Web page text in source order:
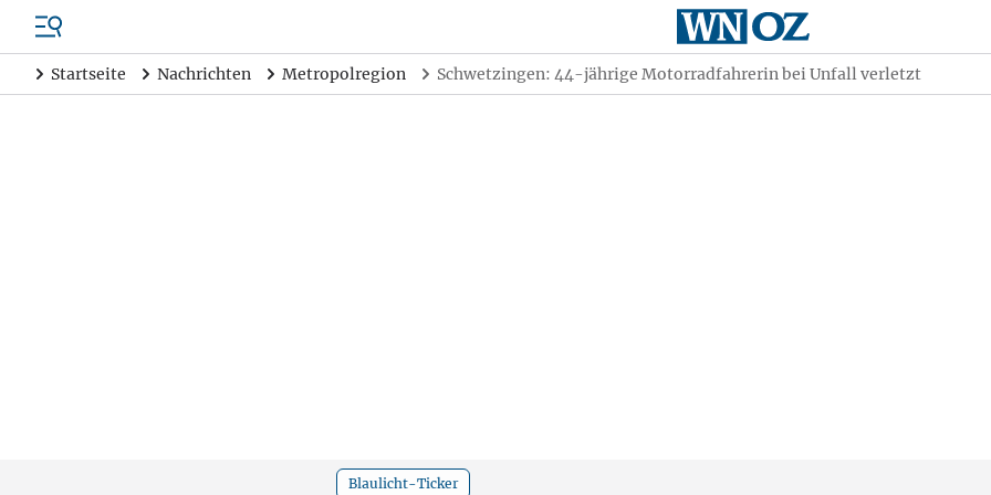
Startseite Nachrichten Metropolregion Schwetzingen: 44-jährige Motorradfahrerin bei Unfall verletzt
Blaulicht-Ticker